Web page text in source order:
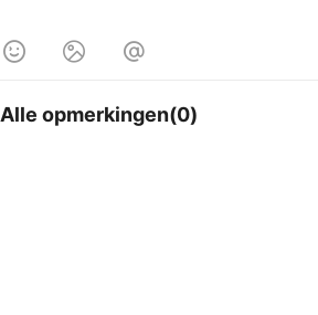
  
Alle opmerkingen(0)